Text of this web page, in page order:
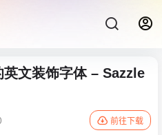
文装饰字体 – Sazzle
前往下载